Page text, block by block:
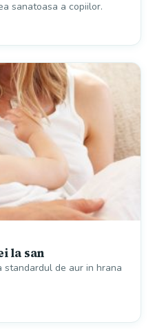
sanatoasa a copiilor.
la san
de aur in hrana